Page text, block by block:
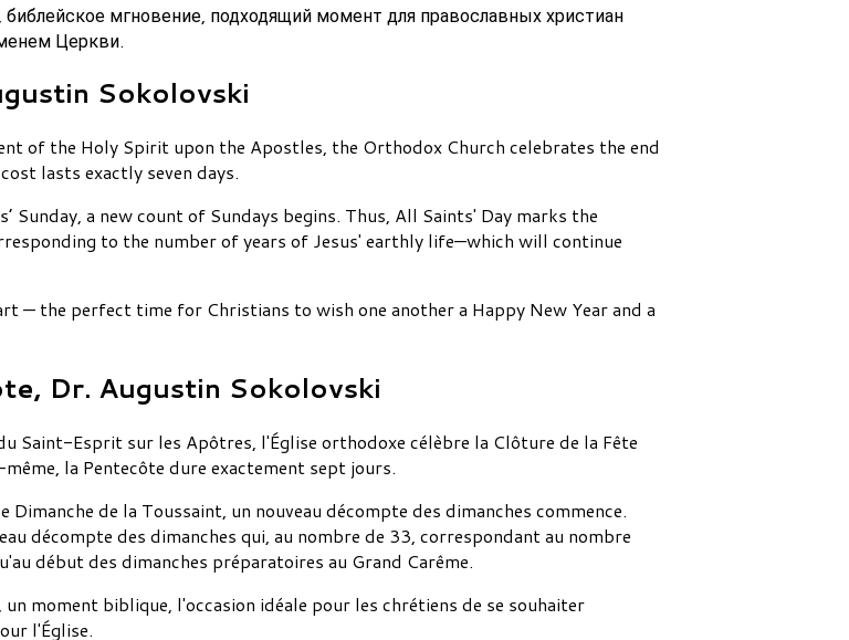
библейское мгновение, подходящий момент для православных христиан
Церкви.
Sokolovski
of the Holy Spirit upon the Apostles, the Orthodox Church celebrates the end
lasts exactly seven days.
a new count of Sundays begins. Thus, All Saints' Day marks the
to the number of years of Jesus' earthly life—which will continue
— the perfect time for Christians to wish one another a Happy New Year and a
Dr. Augustin Sokolovski
Saint-Esprit sur les Apôtres, l'Église orthodoxe célèbre la Clôture de la Fête
la Pentecôte dure exactement sept jours.
de la Toussaint, un nouveau décompte des dimanches commence.
décompte des dimanches qui, au nombre de 33, correspondant au nombre
début des dimanches préparatoires au Grand Carême.
moment biblique, l'occasion idéale pour les chrétiens de se souhaiter
l'Église.